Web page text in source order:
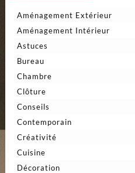
Aménagement Extérieur
Aménagement Intérieur
Astuces
Bureau
Chambre
Clôture
Conseils
Contemporain
Créativité
Cuisine
Décoration